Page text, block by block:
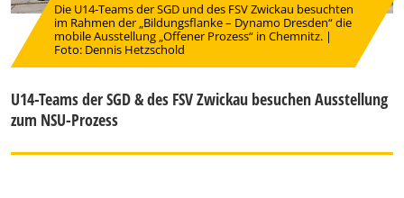
Die U14-Teams der SGD und des FSV Zwickau besuchten
im Rahmen der „Bildungsflanke – Dynamo Dresden“ die
mobile Ausstellung „Offener Prozess“ in Chemnitz. |
Foto: Dennis Hetzschold
U14-Teams der SGD & des FSV Zwickau besuchen Ausstellung
zum NSU-Prozess